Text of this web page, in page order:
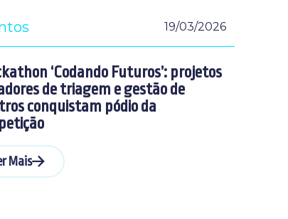
19/03/2026
‘Codando Futuros’: projetos
de triagem e gestão de
conquistam pódio da
Mais